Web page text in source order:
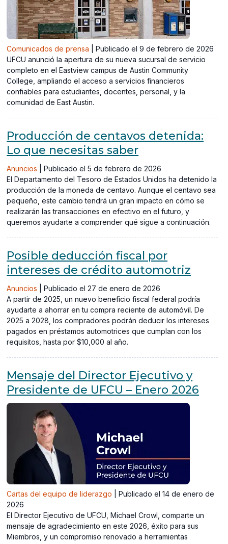
Comunicados de prensa |Publicado el 9 de febrero de 2026
UFCU anunció la apertura de su nueva sucursal de servicio
completo en el Eastview campus de Austin Community
College, ampliando el acceso a servicios financieros
confiables para estudiantes, docentes, personal, y la
comunidad de East Austin.
Producción de centavos detenida:
Lo que necesitas saber
Anuncios |Publicado el 5 de febrero de 2026
El Departamento del Tesoro de Estados Unidos ha detenido la
producción de la moneda de centavo. Aunque el centavo sea
pequeño, este cambio tendrá un gran impacto en cómo se
realizarán las transacciones en efectivo en el futuro, y
queremos ayudarte a comprender qué sigue a continuación.
Posible deducción fiscal por
intereses de crédito automotriz
Anuncios |Publicado el 27 de enero de 2026
A partir de 2025, un nuevo beneficio fiscal federal podría
ayudarte a ahorrar en tu compra reciente de automóvil. De
2025 a 2028, los compradores podrán deducir los intereses
pagados en préstamos automotrices que cumplan con los
requisitos, hasta por $10,000 al año.
Mensaje del Director Ejecutivo y
Presidente de UFCU – Enero 2026
Cartas del equipo de liderazgo |Publicado el 14 de enero de
2026
El Director Ejecutivo de UFCU, Michael Crowl, comparte un
mensaje de agradecimiento en este 2026, éxito para sus
Miembros, y un compromiso renovado a herramientas